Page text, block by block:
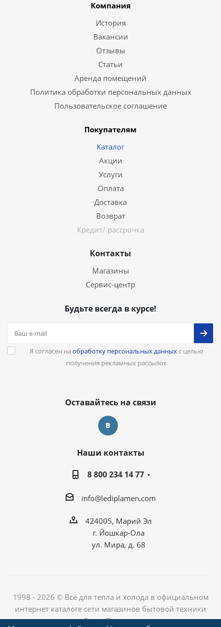
Компания
История
Вакансии
Отзывы
Статьи
Аренда помещений
Политика обработки персональных данных
Пользовательское соглашение
Покупателям
Каталог
Акции
Услуги
Оплата
Доставка
Возврат
Кредит/ рассрочка
Контакты
Магазины
Сервис-центр
Будьте всегда в курсе!
Я согласен на обработку персональных данныхс целью
получения рекламных рассылок
Оставайтесь на связи
Наши контакты
8 800 234 14 77
info@lediplamen.com
424005, Марий Эл
г. Йошкар-Ола
ул. Мира, д. 68
1998 - 2026 © Всё для тепла и холода в официальном
интернет каталоге сети магазинов бытовой техники
«Лед и Пламень»